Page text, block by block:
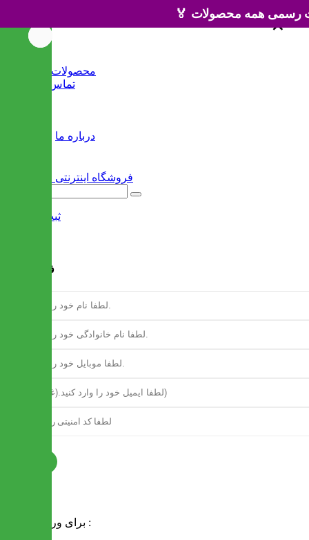
محصولات جدید
تماس با ما
درباره ما
ثبت نام
فرم ثبت نام
برای ورود به سایت :
×
×